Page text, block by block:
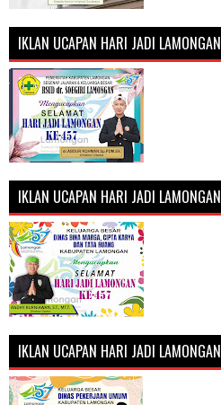
IKLAN UCAPAN HARI JADI LAMONGAN
IKLAN UCAPAN HARI JADI LAMONGAN
IKLAN UCAPAN HARI JADI LAMONGAN